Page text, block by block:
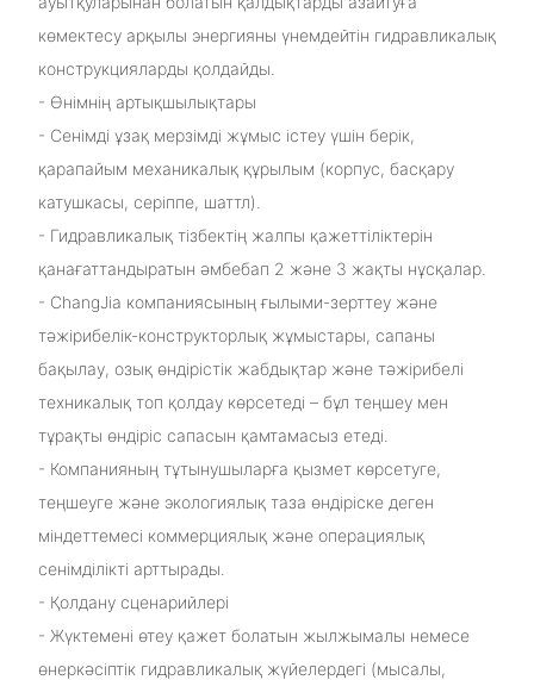
көмектесу арқылы энергияны үнемдейтін гидравликалық
конструкцияларды қолдайды.
- Өнімнің артықшылықтары
- Сенімді ұзақ мерзімді жұмыс істеу үшін берік,
қарапайым механикалық құрылым (корпус, басқару
катушкасы, серіппе, шаттл).
- Гидравликалық тізбектің жалпы қажеттіліктерін
қанағаттандыратын әмбебап 2 және 3 жақты нұсқалар.
- ChangJia компаниясының ғылыми-зерттеу және
тәжірибелік-конструкторлық жұмыстары, сапаны
бақылау, озық өндірістік жабдықтар және тәжірибелі
техникалық топ қолдау көрсетеді – бұл теңшеу мен
тұрақты өндіріс сапасын қамтамасыз етеді.
- Компанияның тұтынушыларға қызмет көрсетуге,
теңшеуге және экологиялық таза өндіріске деген
міндеттемесі коммерциялық және операциялық
сенімділікті арттырады.
- Қолдану сценарийлері
- Жүктемені өтеу қажет болатын жылжымалы немесе
өнеркәсіптік гидравликалық жүйелердегі (мысалы,